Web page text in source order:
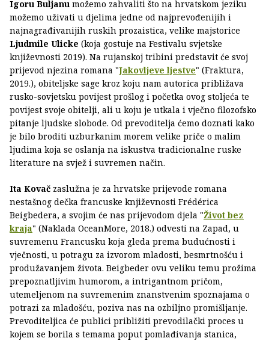
Igoru Buljanu možemo zahvaliti što na hrvatskom jeziku
možemo uživati u djelima jedne od najprevođenijih i
najnagrađivanijih ruskih prozaistica, velike majstorice
Ljudmile Ulicke (koja gostuje na Festivalu svjetske
književnosti 2019). Na rujanskoj tribini predstavit će svoj
prijevod njezina romana "Jakovljeve ljestve" (Fraktura,
2019.), obiteljske sage kroz koju nam autorica približava
rusko-sovjetsku povijest prošlog i početka ovog stoljeća te
povijest svoje obitelji, ali u koju je utkala i vječno filozofsko
pitanje ljudske slobode. Od prevoditelja ćemo doznati kako
je bilo broditi uzburkanim morem velike priče o malim
ljudima koja se oslanja na iskustva tradicionalne ruske
literature na svjež i suvremen način.
Ita Kovač zaslužna je za hrvatske prijevode romana
nestašnog dečka francuske književnosti Frédérica
Beigbedera, a svojim će nas prijevodom djela "Život bez
kraja" (Naklada OceanMore, 2018.) odvesti na Zapad, u
suvremenu Francusku koja gleda prema budućnosti i
vječnosti, u potragu za izvorom mladosti, besmrtnošću i
produžavanjem života. Beigbeder ovu veliku temu prožima
prepoznatljivim humorom, a intrigantnom pričom,
utemeljenom na suvremenim znanstvenim spoznajama o
potrazi za mladošću, poziva nas na ozbiljno promišljanje.
Prevoditeljica će publici približiti prevodilački proces u
kojem se borila s temama poput pomlađivanja stanica,